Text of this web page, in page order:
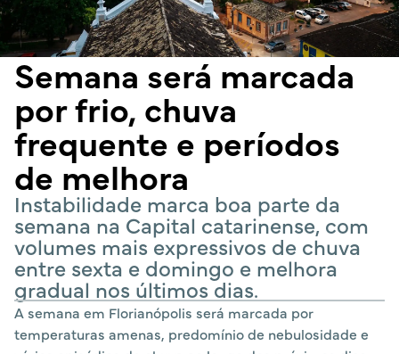
Semana será marcada
por frio, chuva
frequente e períodos
de melhora
Instabilidade marca boa parte da
semana na Capital catarinense, com
volumes mais expressivos de chuva
entre sexta e domingo e melhora
gradual nos últimos dias.
A semana em Florianópolis será marcada por
temperaturas amenas, predomínio de nebulosidade e